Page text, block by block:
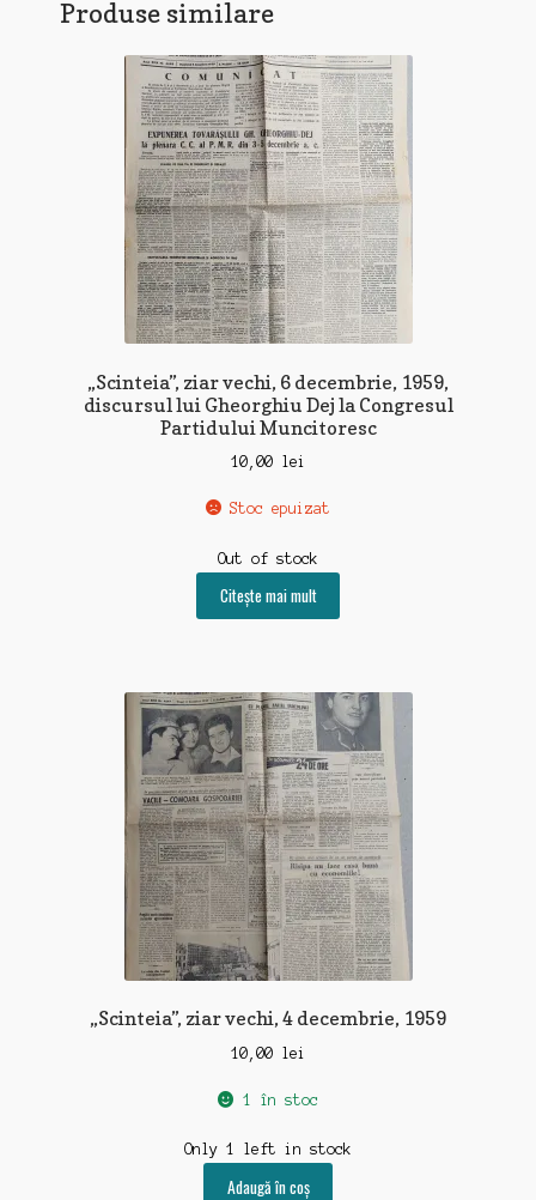
Produse similare
„Scinteia”, ziar vechi, 6 decembrie, 1959,
discursul lui Gheorghiu Dej la Congresul
Partidului Muncitoresc
10,00 lei
Stoc epuizat
Out of stock
Citește mai mult
„Scinteia”, ziar vechi, 4 decembrie, 1959
10,00 lei
1 în stoc
Only 1 left in stock
Adaugă în coș